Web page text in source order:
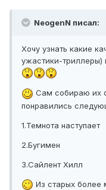
NeogenN писал:
Хочу узнать какие
ужастики-триллеры)
Сам собираю их
понравились
1.Темнота наступает
2.Бугимен
3.Сайлент Хилл
Из старых более